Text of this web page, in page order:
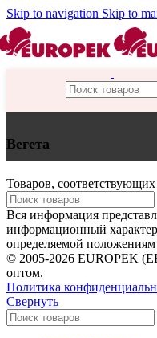
Skip to navigation Skip to
Вегета
Товаров,
Вся информация
информационный
определяемой
© 2005-2026 EUROPEK
оптом.
Политика
Свернуть